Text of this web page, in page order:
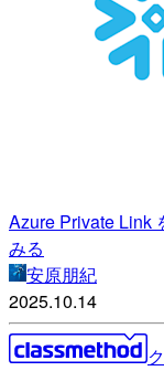
Azure Private Link
みる
安原朋紀
2025.10.14